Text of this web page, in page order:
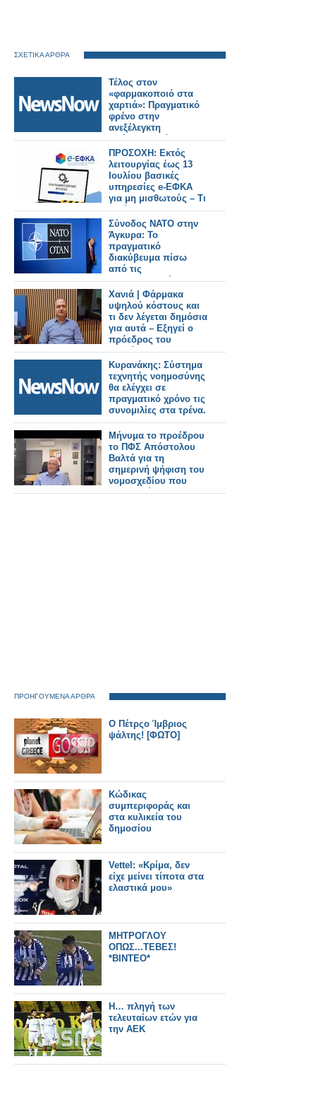
ΣΧΕΤΙΚΑ ΑΡΘΡΑ
Τέλος στον
«φαρμακοποιό στα
χαρτιά»: Πραγματικό
φρένο στην
ανεξέλεγκτη
διεύρυνση βάζει ο
ΠΦΣ!
ΠΡΟΣΟΧΗ: Εκτός
λειτουργίας έως 13
Ιουλίου βασικές
υπηρεσίες e-ΕΦΚΑ
για μη μισθωτούς – Τι
ισχύει για τους
φαρμακοποιούς
Σύνοδος ΝΑΤΟ στην
Άγκυρα: Το
πραγματικό
διακύβευμα πίσω
από τις
επικοινωνιακές
κορώνες και ο ρόλος
της Ελλάδας
Χανιά | Φάρμακα
υψηλού κόστους και
τι δεν λέγεται δημόσια
για αυτά – Εξηγεί ο
πρόεδρος του
Συλλόγου
Φαρμακοποιών
Μανώλης
Κατσαράκης
Κυρανάκης: Σύστημα
τεχνητής νοημοσύνης
θα ελέγχει σε
πραγματικό χρόνο τις
συνομιλίες στα τρένα.
Μήνυμα το προέδρου
το ΠΦΣ Απόστολου
Βαλτά για τη
σημερινή ψήφιση του
νομοσχεδίου που
κατοχυρώνει τα
ΠΡΟΗΓΟΥΜΕΝΑ ΑΡΘΡΑ
Ο Πέτρςο Ίμβριος
ψάλτης! [ΦΩΤΟ]
Κώδικας
συμπεριφοράς και
στα κυλικεία του
δημοσίου
Vettel: «Κρίμα, δεν
είχε μείνει τίποτα στα
ελαστικά μου»
ΜΗΤΡΟΓΛΟΥ
ΟΠΩΣ...ΤΕΒΕΣ!
*ΒΙΝΤΕΟ*
Η… πληγή των
τελευταίων ετών για
την ΑΕΚ